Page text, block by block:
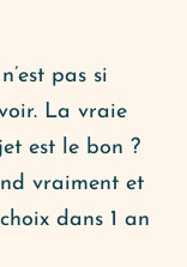
pas si
La vraie
est le bon ?
vraiment et
dans 1 an